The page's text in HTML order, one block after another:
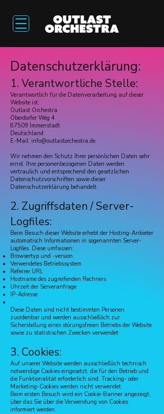
Datenschutzerklärung:
1. Verantwortliche Stelle:
Verantwortlich für die Datenverarbeitung auf dieser
Website ist:
Outlast Orchestra
Oberdorfer Weg 4
87509 Immenstadt
Deutschland
E-Mail: info@outlastorchestra.de
Wir nehmen den Schutz Ihrer persönlichen Daten sehr
ernst. Ihre personenbezogenen Daten werden
vertraulich und entsprechend den gesetzlichen
Datenschutzvorschriften sowie dieser
Datenschutzerklärung behandelt.
2. Zugriffsdaten / Server-
Logfiles:
Beim Besuch dieser Website erhebt der Hosting-Anbieter
automatisch Informationen in sogenannten Server-
Logfiles. Diese umfassen:
Browsertyp und -version
Verwendetes Betriebssystem
Referrer URL
Hostname des zugreifenden Rechners
Uhrzeit der Serveranfrage
IP-Adresse
Diese Daten sind nicht bestimmten Personen
zuordenbar und werden ausschließlich zur
Sicherstellung eines störungsfreien Betriebs der Website
sowie zu statistischen Zwecken verwendet
3. Cookies:
Auf unserer Website werden ausschließlich technisch
notwendige Cookies eingesetzt, die für den Betrieb und
die Funktionalität erforderlich sind. Tracking- oder
Marketing-Cookies werden nicht verwendet.
Beim ersten Besuch wird ein Cookie-Banner angezeigt,
über das Sie über die Verwendung von Cookies
informiert werden.